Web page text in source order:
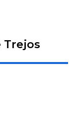
Trejos